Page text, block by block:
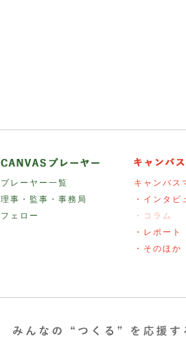
プレーヤー一覧
理事・監事・事務局
フェロー
キャンバス
・インタビ
・コラム
・レポート
・そのほか